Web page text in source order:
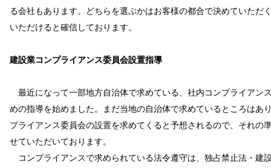
る会社もあります。どちらを選ぶかはお客様の都合で決めていただ
いただけると確信しております。
建設業コンプライアンス委員会設置指導
最近になって一部地方自治体で求めている、社内コンプライアン
めの指導を始めました。まだ当地の自治体で求めているところはあ
プライアンス委員会の設置を求めてくると予想されるので、それの
せていただいております。
コンプライアンスで求められている法令遵守は、独占禁止法・建